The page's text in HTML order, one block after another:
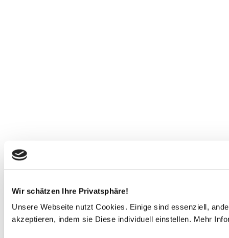
Wir schätzen Ihre Privatsphäre!
Unsere Webseite nutzt Cookies. Einige sind essenziell,
akzeptieren, indem sie Diese individuell einstellen. Mehr